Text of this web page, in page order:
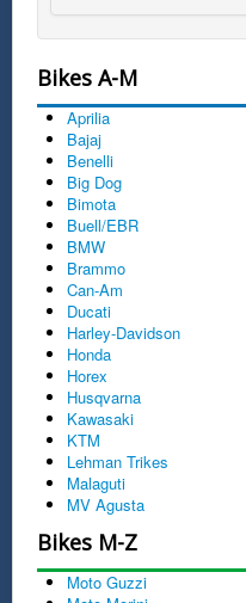
Bikes A-M
Aprilia
Bajaj
Benelli
Big Dog
Bimota
Buell/EBR
BMW
Brammo
Can-Am
Ducati
Harley-Davidson
Honda
Horex
Husqvarna
Kawasaki
KTM
Lehman Trikes
Malaguti
MV Agusta
Bikes M-Z
Moto Guzzi